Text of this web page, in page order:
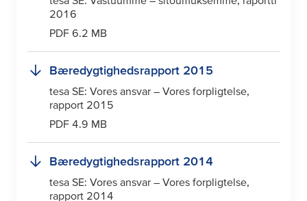
2016
PDF 6.2 MB
Bæredygtighedsrapport 2015
tesa SE: Vores ansvar – Vores forpligtelse,
rapport 2015
PDF 4.9 MB
Bæredygtighedsrapport 2014
tesa SE: Vores ansvar – Vores forpligtelse,
rapport 2014